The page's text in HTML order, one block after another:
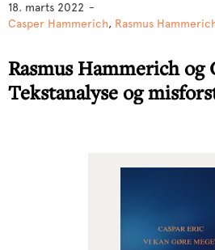
18. marts 2022 -
Casper Hammerich, Rasmus
Rasmus Hammerich og
Tekstanalyse og